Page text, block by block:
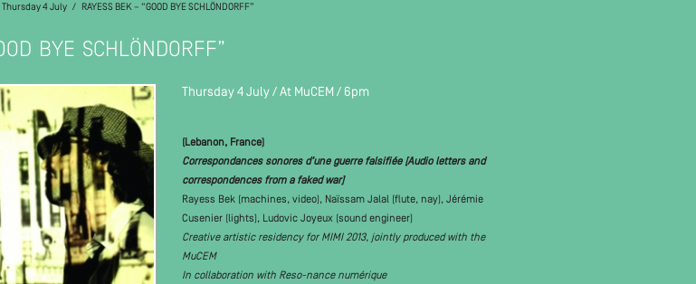
Thursday 4 July / RAYESS BEK – “GOOD BYE SCHLÖNDORFF”
BYE SCHLÖNDORFF”
Thursday 4 July / At MuCEM / 6pm
(Lebanon, France)
Correspondances sonores d’une guerre falsifiée [Audio letters and
correspondences from a faked war]
Rayess Bek (machines, video), Naïssam Jalal (flute, nay), Jérémie
Cusenier (lights), Ludovic Joyeux (sound engineer)
Creative artistic residency for MIMI 2013, jointly produced with the
MuCEM
In collaboration with Reso-nance numérique